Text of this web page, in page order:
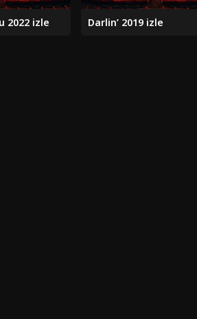
2022 izle Darlin’ 2019 izle